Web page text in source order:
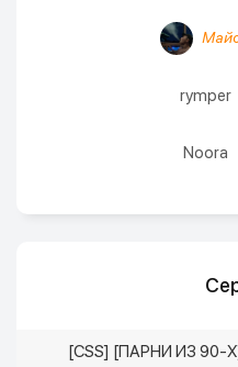
rymper
Noora
[CSS] [ПАРНИ ИЗ 90-